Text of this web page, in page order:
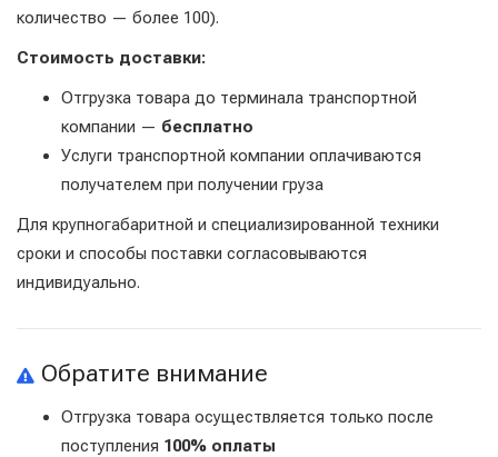
количество — более 100).
Стоимость доставки:
Отгрузка товара до терминала транспортной
компании — бесплатно
Услуги транспортной компании оплачиваются
получателем при получении груза
Для крупногабаритной и специализированной техники
сроки и способы поставки согласовываются
индивидуально.
Обратите внимание
Отгрузка товара осуществляется только после
поступления 100% оплаты